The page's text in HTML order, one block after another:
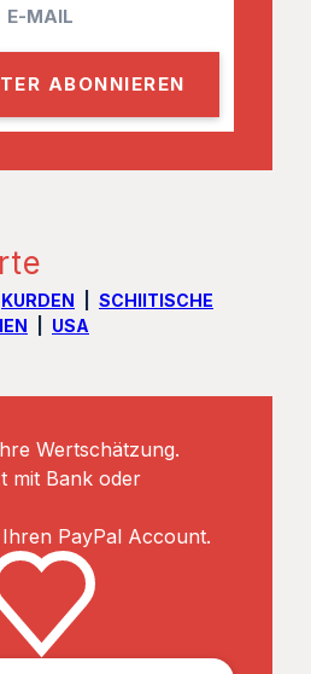
KURDEN
SCHIITISCHE
USA
Wertschätzung.
mit Bank oder
PayPal Account.